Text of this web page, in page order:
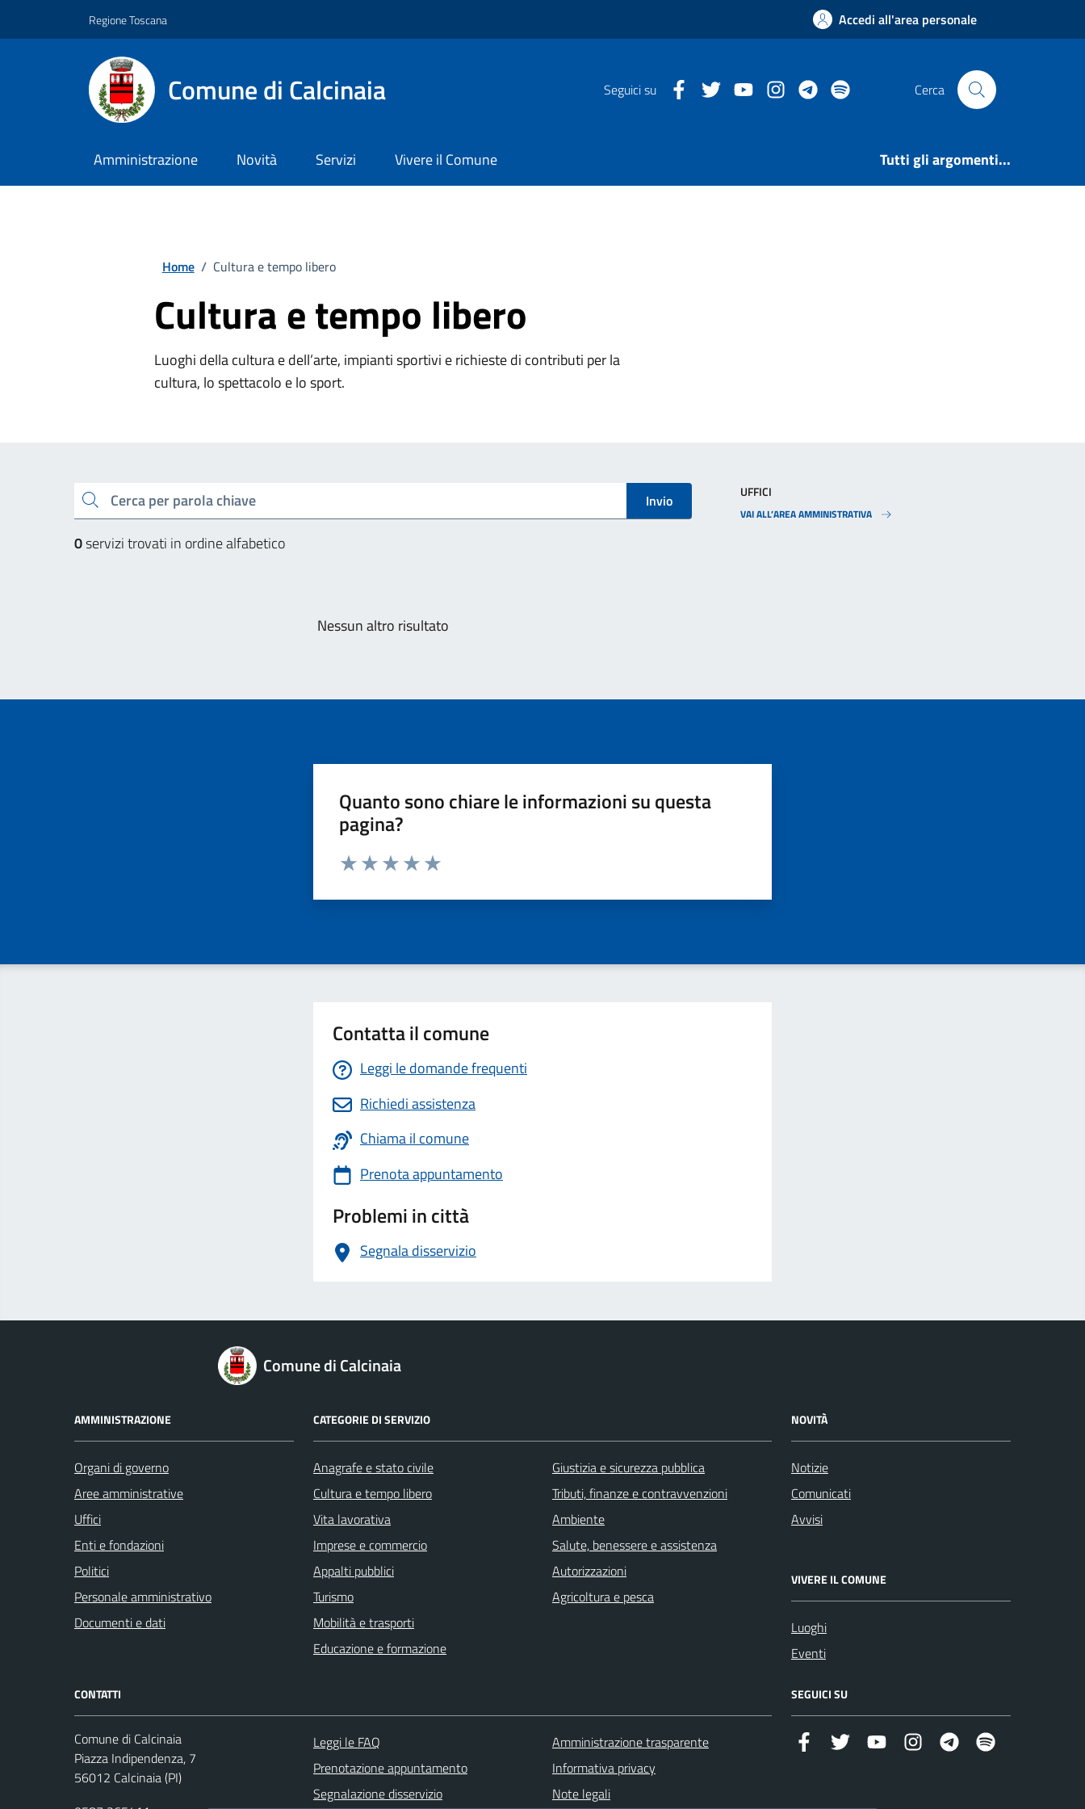
Regione Toscana Accedi all'area personale
Comune di Calcinaia Seguici su FacebookTwitterYouTubeInstagram
Telegramhttps://open.spotify.com/user/
Cerca
Amministrazione Novità Servizi Vivere il Comune Tutti gli argomenti...
Home / Cultura e tempo libero
Cultura e tempo libero
Luoghi della cultura e dell’arte, impianti sportivi e richieste di contributi per la
cultura, lo spettacolo e lo sport.
Esplora tutti i servizi
cerca Invio
0servizi trovati in ordine alfabetico
Nessun altro risultato
UFFICI
VAI ALL’AREA AMMINISTRATIVA
Quanto sono chiare le informazioni su questa
pagina?
Valuta da 1 a 5 stelle la pagina
Contatta il comune
Leggi le domande frequenti
Richiedi assistenza
Chiama il comune
Prenota appuntamento
Problemi in città
Segnala disservizio
Comune di Calcinaia
AMMINISTRAZIONE
Organi di governo
Aree amministrative
Uffici
Enti e fondazioni
Politici
Personale amministrativo
Documenti e dati
CATEGORIE DI SERVIZIO
Anagrafe e stato civile
Cultura e tempo libero
Vita lavorativa
Imprese e commercio
Appalti pubblici
Turismo
Mobilità e trasporti
Educazione e formazione
Giustizia e sicurezza pubblica
Tributi, finanze e contravvenzioni
Ambiente
Salute, benessere e assistenza
Autorizzazioni
Agricoltura e pesca
NOVITÀ
Notizie
Comunicati
Avvisi
VIVERE IL COMUNE
Luoghi
Eventi
CONTATTI
Comune di Calcinaia
Piazza Indipendenza, 7
56012 Calcinaia (PI)
Leggi le FAQ
Prenotazione appuntamento
Segnalazione disservizio
Amministrazione trasparente
Informativa privacy
Note legali
SEGUICI SU
FacebookTwitterYouTube InstagramTelegramhttps://